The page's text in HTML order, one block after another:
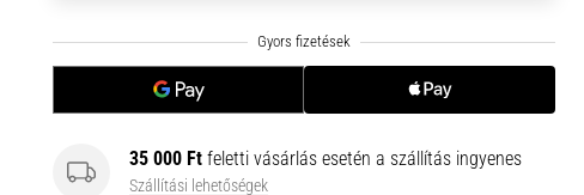
..
35 000 Ft feletti vásárlás esetén a szállítás ingyenes
Szállítási lehetőségek